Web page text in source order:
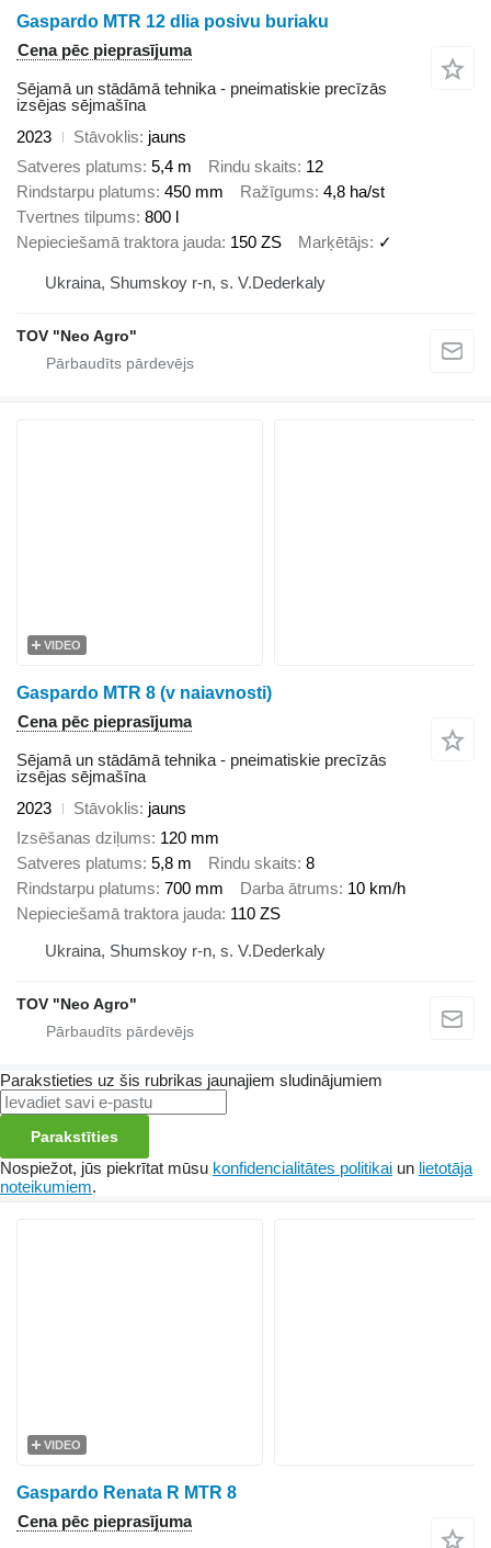
Gaspardo MTR 12 dlia posivu buriaku
Cena pēc pieprasījuma
Sējamā un stādāmā tehnika - pneimatiskie precīzās
izsējas sējmašīna
2023
Stāvoklis jauns
Satveres platums 5,4 m Rindu skaits 12
Rindstarpu platums 450 mm Ražīgums 4,8 ha/st
Tvertnes tilpums 800 l
Nepieciešamā traktora jauda 150 ZS Marķētājs ✓
Ukraina, Shumskoy r-n, s. V.Dederkaly
TOV "Neo Agro"
VIDEO
Gaspardo MTR 8 (v naiavnosti)
Cena pēc pieprasījuma
Sējamā un stādāmā tehnika - pneimatiskie precīzās
izsējas sējmašīna
2023
Stāvoklis jauns
Izsēšanas dziļums 120 mm
Satveres platums 5,8 m Rindu skaits 8
Rindstarpu platums 700 mm Darba ātrums 10 km/h
Nepieciešamā traktora jauda 110 ZS
Ukraina, Shumskoy r-n, s. V.Dederkaly
TOV "Neo Agro"
Parakstieties uz šis rubrikas jaunajiem sludinājumiem
Parakstīties
Nospiežot, jūs piekrītat mūsu konfidencialitātes politikai un lietotāja
noteikumiem.
VIDEO
Gaspardo Renata R MTR 8
Cena pēc pieprasījuma